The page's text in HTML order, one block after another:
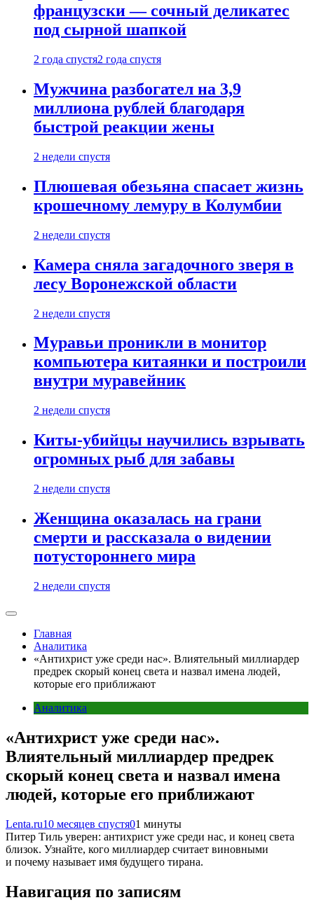
французски — сочный деликатес
под сырной шапкой
2 года спустя2 года спустя
Мужчина разбогател на 3,9
миллиона рублей благодаря
быстрой реакции жены
2 недели спустя
Плюшевая обезьяна спасает жизнь
крошечному лемуру в Колумбии
2 недели спустя
Камера сняла загадочного зверя в
лесу Воронежской области
2 недели спустя
Муравьи проникли в монитор
компьютера китаянки и построили
внутри муравейник
2 недели спустя
Киты-убийцы научились взрывать
огромных рыб для забавы
2 недели спустя
Женщина оказалась на грани
смерти и рассказала о видении
потустороннего мира
2 недели спустя
Главная
Аналитика
«Антихрист уже среди нас». Влиятельный миллиардер
предрек скорый конец света и назвал имена людей,
которые его приближают
Аналитика
«Антихрист уже среди нас».
Влиятельный миллиардер предрек
скорый конец света и назвал имена
людей, которые его приближают
Lenta.ru10 месяцев спустя01 минуты
Питер Тиль уверен: антихрист уже среди нас, и конец света
близок. Узнайте, кого миллиардер считает виновными
и почему называет имя будущего тирана.
Навигация по записям